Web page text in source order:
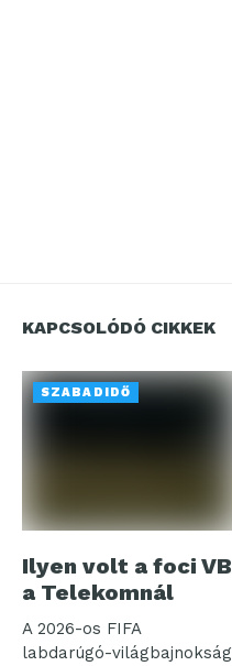
KAPCSOLÓDÓ CIKKEK
SZABADIDŐ
Ilyen volt a foci VB
a Telekomnál
A 2026-os FIFA
labdarúgó-világbajnokság